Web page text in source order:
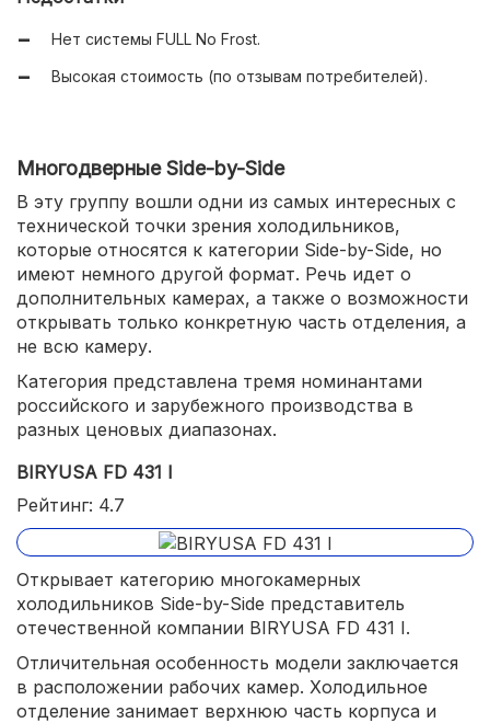
Нет системы FULL No Frost.
Высокая стоимость (по отзывам потребителей).
Многодверные Side-by-Side
В эту группу вошли одни из самых интересных с
технической точки зрения холодильников,
которые относятся к категории Side-by-Side, но
имеют немного другой формат. Речь идет о
дополнительных камерах, а также о возможности
открывать только конкретную часть отделения, а
не всю камеру.
Категория представлена тремя номинантами
российского и зарубежного производства в
разных ценовых диапазонах.
BIRYUSA FD 431 I
Рейтинг: 4.7
Открывает категорию многокамерных
холодильников Side-by-Side представитель
отечественной компании BIRYUSA FD 431 I.
Отличительная особенность модели заключается
в расположении рабочих камер. Холодильное
отделение занимает верхнюю часть корпуса и